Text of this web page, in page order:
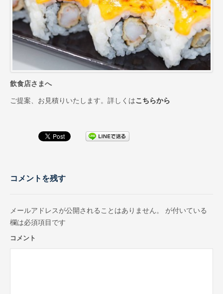
お米マイスターコラム
お取引先インタビュー
CM（TV・ラジオ）
会社情報
会社沿革
一般のお客様へ
お問合せ
サイトマップ
飲食店さまへ
ご提案、お見積りいたします。詳しくはこちらから
コメントを残す
メールアドレスが公開されることはありません。
が付いている
欄は必須項目です
コメント